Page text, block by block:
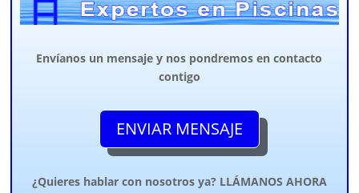
Envíanos un mensaje y nos pondremos en contacto
contigo
ENVIAR MENSAJE
¿Quieres hablar con nosotros ya? LLÁMANOS AHORA